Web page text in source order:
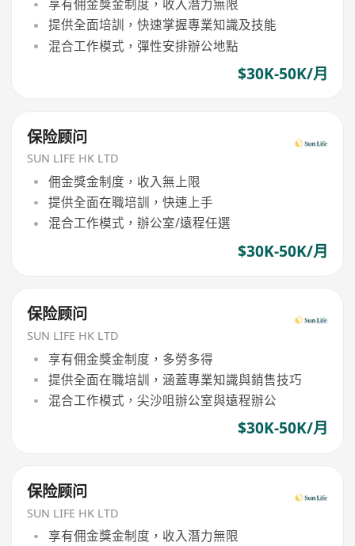
享有佣金獎金制度，收入潛力無限
提供全面培訓，快速掌握專業知識及技能
混合工作模式，彈性安排辦公地點
$30K-50K/月
保险顾问
SUN LIFE HK LTD
佣金獎金制度，收入無上限
提供全面在職培訓，快速上手
混合工作模式，辦公室/遠程任選
$30K-50K/月
保险顾问
SUN LIFE HK LTD
享有佣金獎金制度，多勞多得
提供全面在職培訓，涵蓋專業知識與銷售技巧
混合工作模式，尖沙咀辦公室與遠程辦公
$30K-50K/月
保险顾问
SUN LIFE HK LTD
享有佣金獎金制度，收入潛力無限